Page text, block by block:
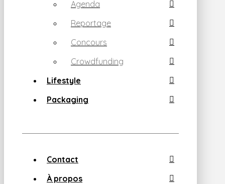
Agenda
Reportage
Concours
Crowdfunding
Lifestyle
Packaging
Contact
À propos